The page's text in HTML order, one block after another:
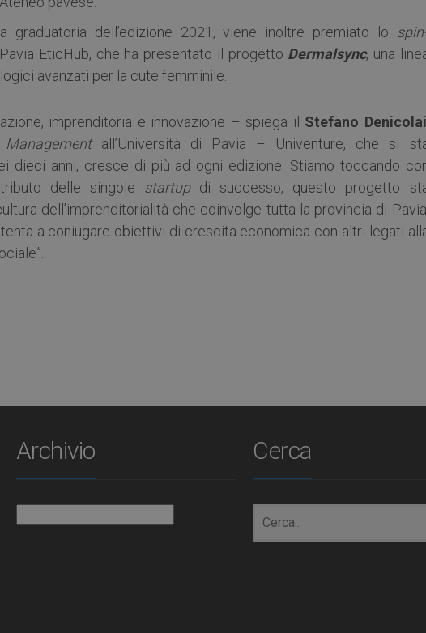
dell’edizione 2021, viene inoltre premiato lo
EticHub, che ha presentato il progetto Dermalsync, una
avanzati per la cute femminile.
imprenditoria e innovazione – spiega il Stefano Denicolai
all’Università di Pavia – Univenture, che si
dieci anni, cresce di più ad ogni edizione. Stiamo toccando
delle singole startupdi successo, questo progetto
dell’imprenditorialità che coinvolge tutta la provincia di
a coniugare obiettivi di crescita economica con altri legati
Archivio Cerca